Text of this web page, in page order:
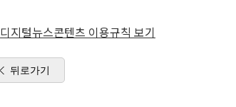
디지털뉴스콘텐츠 이용규칙 보기
뒤로가기